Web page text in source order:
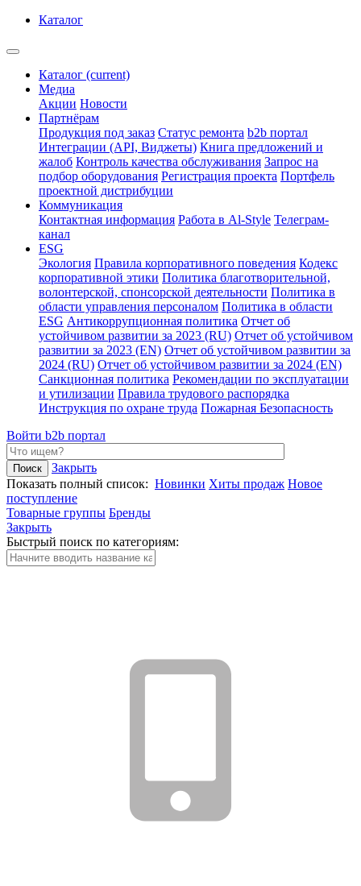
Каталог
Каталог (current)
Медиа
Акции Новости
Партнёрам
Продукция под заказ Статус ремонта b2b портал
Интеграции (API, Виджеты) Книга предложений и
жалоб Контроль качества обслуживания Запрос на
подбор оборудования Регистрация проекта Портфель
проектной дистрибуции
Коммуникация
Контактная информация Работа в Al-Style Телеграм-
канал
ESG
Экология Правила корпоративного поведения Кодекс
корпоративной этики Политика благотворительной,
волонтерской, спонсорской деятельности Политика в
области управления персоналом Политика в области
ESG Антикоррупционная политика Отчет об
устойчивом развитии за 2023 (RU) Отчет об устойчивом
развитии за 2023 (EN) Отчет об устойчивом развитии за
2024 (RU) Отчет об устойчивом развитии за 2024 (EN)
Санкционная политика Рекомендации по эксплуатации
и утилизации Правила трудового распорядка
Инструкция по охране труда Пожарная Безопасность
Войти b2b портал
Закрыть
Показать полный список: Новинки Хиты продаж Новое
поступление
Товарные группы Бренды
Закрыть
Быстрый поиск по категориям: